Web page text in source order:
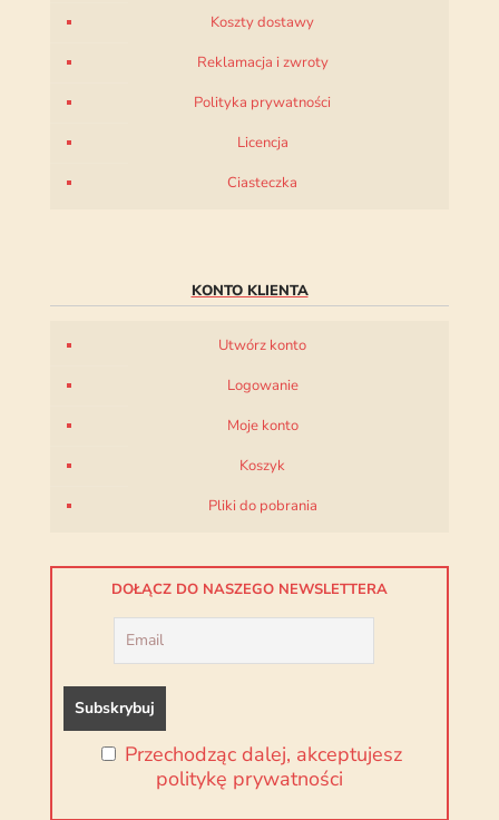
Koszty dostawy
Reklamacja i zwroty
Polityka prywatności
Licencja
Ciasteczka
KONTO KLIENTA
Utwórz konto
Logowanie
Moje konto
Koszyk
Pliki do pobrania
DOŁĄCZ DO NASZEGO NEWSLETTERA
Przechodząc dalej, akceptujesz
politykę prywatności